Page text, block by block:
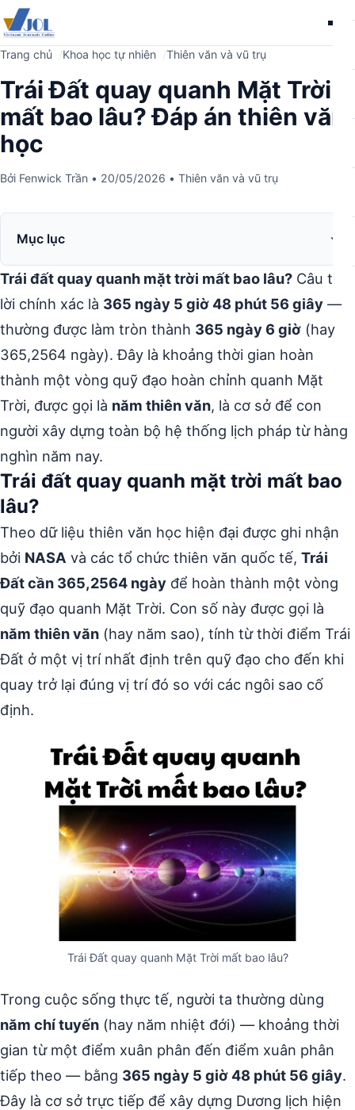
Trang chủ Khoa học tự nhiên Thiên văn và vũ trụ
Trái Đất quay quanh Mặt Trời
mất bao lâu? Đáp án thiên văn
học
Bởi Fenwick Trần • 20/05/2026 • Thiên văn và vũ trụ
Mục lục
Trái đất quay quanh mặt trời mất bao lâu? Câu trả
lời chính xác là 365 ngày 5 giờ 48 phút 56 giây —
thường được làm tròn thành 365 ngày 6 giờ (hay
365,2564 ngày). Đây là khoảng thời gian hoàn
thành một vòng quỹ đạo hoàn chỉnh quanh Mặt
Trời, được gọi là năm thiên văn, là cơ sở để con
người xây dựng toàn bộ hệ thống lịch pháp từ hàng
nghìn năm nay.
Trái đất quay quanh mặt trời mất bao
lâu?
Theo dữ liệu thiên văn học hiện đại được ghi nhận
bởi NASA và các tổ chức thiên văn quốc tế, Trái
Đất cần 365,2564 ngày để hoàn thành một vòng
quỹ đạo quanh Mặt Trời. Con số này được gọi là
năm thiên văn (hay năm sao), tính từ thời điểm Trái
Đất ở một vị trí nhất định trên quỹ đạo cho đến khi
quay trở lại đúng vị trí đó so với các ngôi sao cố
định.
Trái Đất quay quanh Mặt Trời mất bao lâu?
Trong cuộc sống thực tế, người ta thường dùng
năm chí tuyến (hay năm nhiệt đới) — khoảng thời
gian từ một điểm xuân phân đến điểm xuân phân
tiếp theo — bằng 365 ngày 5 giờ 48 phút 56 giây.
Đây là cơ sở trực tiếp để xây dựng Dương lịch hiện